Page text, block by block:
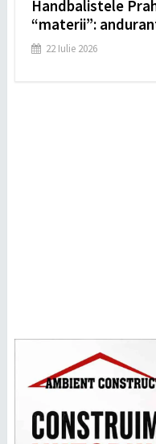
Handbalistele
“materii”:
22 Iulie 2026